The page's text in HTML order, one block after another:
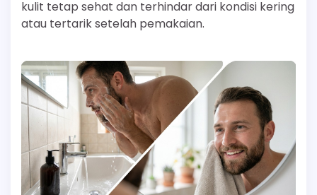
kulit tetap sehat dan terhindar dari kondisi kering
atau tertarik setelah pemakaian.